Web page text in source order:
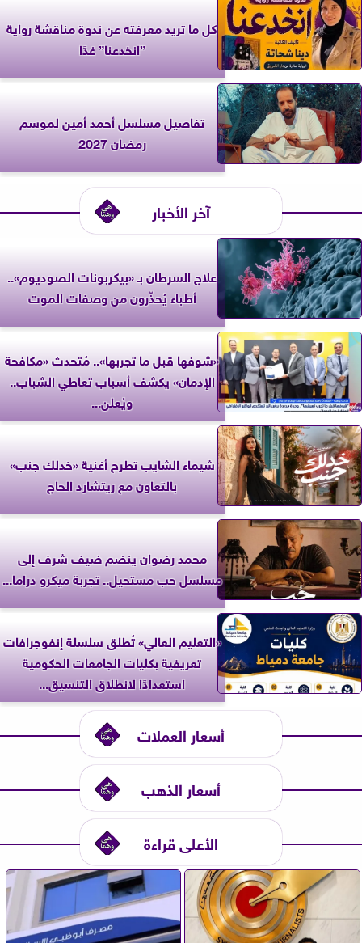
كل ما تريد معرفته عن ندوة مناقشة رواية
”انخدعنا” غدًا
تفاصيل مسلسل أحمد أمين لموسم
رمضان 2027
آخر الأخبار
علاج السرطان بـ «بيكربونات الصوديوم»..
أطباء يُحذّرون من وصفات الموت
«شوفها قبل ما تجربها».. مُتحدث «مكافحة
الإدمان» يكشف أسباب تعاطي الشباب..
ويُعلن...
شيماء الشايب تطرح أغنية «خدلك جنب»
بالتعاون مع ريتشارد الحاج
محمد رضوان ينضم ضيف شرف إلى
مسلسل حب مستحيل.. تجربة ميكرو دراما...
«التعليم العالي» تُطلق سلسلة إنفوجرافات
تعريفية بكليات الجامعات الحكومية
استعدادًا لانطلاق التنسيق...
أسعار العملات
أسعار الذهب
الأعلى قراءة